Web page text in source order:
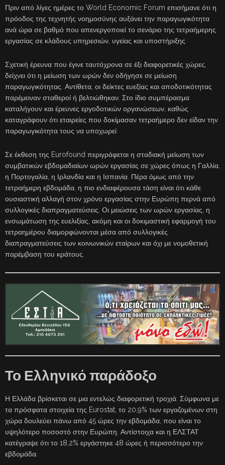
Πριν από λίγες ημέρες το World Economic Forum επισήμανε ότι η
πρόοδος της τεχνητής νοημοσύνης αυξάνει την παραγωγικότητα
ανά ώρα σε βαθμό που απενεργοποιεί το σενάριο της τετραήμερης
εργασίας σε κλάδους υπηρεσιών, υγείας και υποστήριξης
Σχετική έρευνα που έγινε ταυτόχρονα σε έξι διαφορετικές χώρες,
δείχνει ότι η μείωση των ωρών δεν οδήγησε σε μείωση
παραγωγικότητας. Αντίθετα, οι δείκτες ευεξίας και αποδοτικότητας
παρέμειναν σταθεροί ή βελτιώθηκαν. Στο ίδιο συμπέρασμα
καταλήγουν και έρευνες εργοδοτικών οργανώσεων, καθώς
καταγράφουν ότι εταιρείες που δοκίμασαν τετραήμερο δεν είδαν την
παραγωγικότητα τους να υποχωρεί
Σε έκθεση της Eurofound περιγράφεται η σταδιακή μείωση των
συμβατικών εβδομαδιαίων ωρών εργασίας σε χώρες όπως η Γαλλία,
η Πορτογαλία, η Ιρλανδία και η Ισπανία. Πέρα όμως από την
τετραήμερη εβδομάδα, η πιο ενδιαφέρουσα τάση είναι ότι κάθε
ουσιαστική αλλαγή στον χρόνο εργασίας στην Ευρώπη περνά από
συλλογικές διαπραγματεύσεις. Οι μειώσεις των ωρών εργασίας, η
ενσωμάτωση της ευελιξίας, ακόμη και οι δοκιμαστική εφαρμογή του
τετραημέρου διαμορφώνονται μέσα από συλλογικές
διαπραγματεύσεις των κοινωνικών εταίρων και όχι με νομοθετική
παρέμβαση του κράτους.
Το Ελληνικό παράδοξο
Η Ελλάδα βρίσκεται σε μια εντελώς διαφορετική τροχιά. Σύμφωνα με
τα πρόσφατα στοιχεία της Eurostat, το 20,9% των εργαζομένων στη
χώρα δουλεύει πάνω από 45 ώρες την εβδομάδα, που είναι το
υψηλότερο ποσοστό στην Ευρώπη. Αντίστοιχα και η ΕΛΣΤΑΤ
κατέγραψε ότι το 18,2% εργάστηκε 48 ώρες ή περισσότερο την
εβδομάδα.